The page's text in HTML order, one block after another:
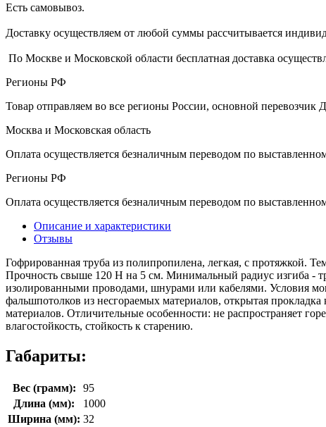
Есть самовывоз.
Доставку осуществляем от любой суммы рассчитывается
По Москве и Московской области бесплатная доставка
Регионы РФ
Товар отправляем во все регионы России, основной
Москва и Московская область
Оплата осуществляется безналичным переводом по
Регионы РФ
Оплата осуществляется безналичным переводом по
Описание и характеристики
Отзывы
Гофрированная труба из полипропилена, легкая, с протяжкой.
Прочность свыше 120 H на 5 см. Минимальный радиус изгиба -
изолированными проводами, шнурами или кабелями. Условия
фальшпотолков из несгораемых материалов, открытая
материалов. Отличительные особенности: не распространяет
влагостойкость, стойкость к старению.
Габариты:
Вес (грамм):
95
Длина (мм):
1000
Ширина (мм): 32